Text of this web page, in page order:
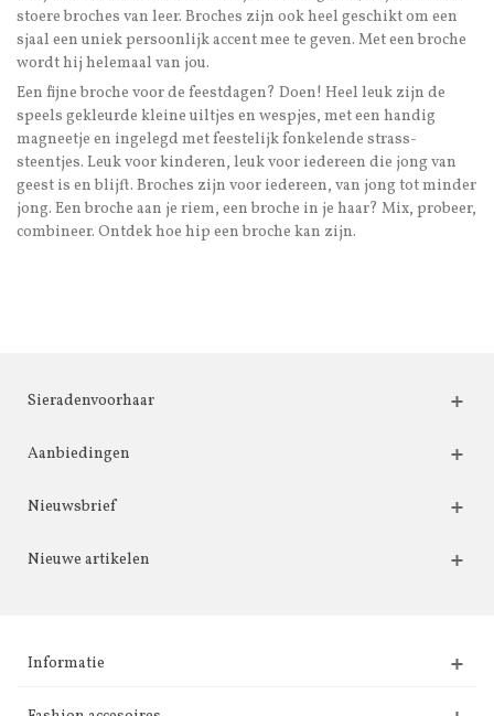
stoere broches van leer. Broches zijn ook heel geschikt om een
sjaal een uniek persoonlijk accent mee te geven. Met een broche
wordt hij helemaal van jou.
Een fijne broche voor de feestdagen? Doen! Heel leuk zijn de
speels gekleurde kleine uiltjes en wespjes, met een handig
magneetje en ingelegd met feestelijk fonkelende strass-
steentjes. Leuk voor kinderen, leuk voor iedereen die jong van
geest is en blijft. Broches zijn voor iedereen, van jong tot minder
jong. Een broche aan je riem, een broche in je haar? Mix, probeer,
combineer. Ontdek hoe hip een broche kan zijn.
Sieradenvoorhaar
Aanbiedingen
Nieuwsbrief
Nieuwe artikelen
Informatie